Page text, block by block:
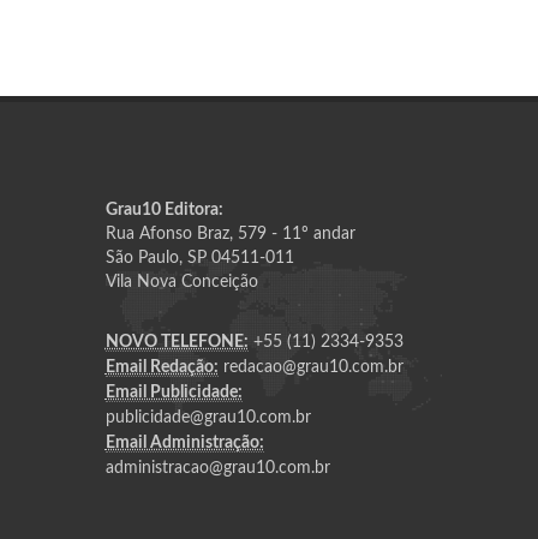
Grau10 Editora:
Rua Afonso Braz, 579 - 11º andar
São Paulo, SP 04511-011
Vila Nova Conceição
NOVO TELEFONE: +55 (11) 2334-9353
Email Redação: redacao@grau10.com.br
Email Publicidade:
publicidade@grau10.com.br
Email Administração:
administracao@grau10.com.br